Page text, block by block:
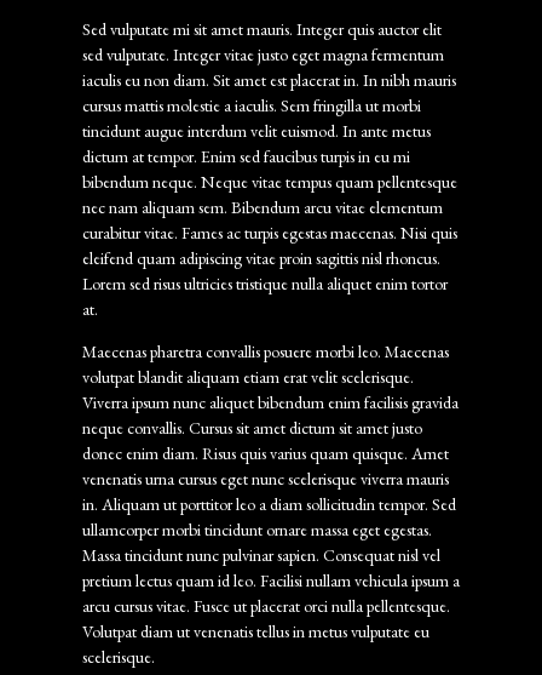
Sed vulputate mi sit amet mauris. Integer quis auctor elit
sed vulputate. Integer vitae justo eget magna fermentum
iaculis eu non diam. Sit amet est placerat in. In nibh mauris
cursus mattis molestie a iaculis. Sem fringilla ut morbi
tincidunt augue interdum velit euismod. In ante metus
dictum at tempor. Enim sed faucibus turpis in eu mi
bibendum neque. Neque vitae tempus quam pellentesque
nec nam aliquam sem. Bibendum arcu vitae elementum
curabitur vitae. Fames ac turpis egestas maecenas. Nisi quis
eleifend quam adipiscing vitae proin sagittis nisl rhoncus.
Lorem sed risus ultricies tristique nulla aliquet enim tortor
at.
Maecenas pharetra convallis posuere morbi leo. Maecenas
volutpat blandit aliquam etiam erat velit scelerisque.
Viverra ipsum nunc aliquet bibendum enim facilisis gravida
neque convallis. Cursus sit amet dictum sit amet justo
donec enim diam. Risus quis varius quam quisque. Amet
venenatis urna cursus eget nunc scelerisque viverra mauris
in. Aliquam ut porttitor leo a diam sollicitudin tempor. Sed
ullamcorper morbi tincidunt ornare massa eget egestas.
Massa tincidunt nunc pulvinar sapien. Consequat nisl vel
pretium lectus quam id leo. Facilisi nullam vehicula ipsum a
arcu cursus vitae. Fusce ut placerat orci nulla pellentesque.
Volutpat diam ut venenatis tellus in metus vulputate eu
scelerisque.